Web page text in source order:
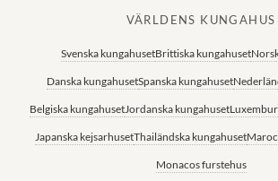
VÄRLDENS KUNGAHUS
Svenska kungahusetBrittiska kungahuset
Danska kungahusetSpanska kungahuset
Belgiska kungahusetJordanska kungahuset
Japanska kejsarhusetThailändska kungahuset
Monacos furstehus